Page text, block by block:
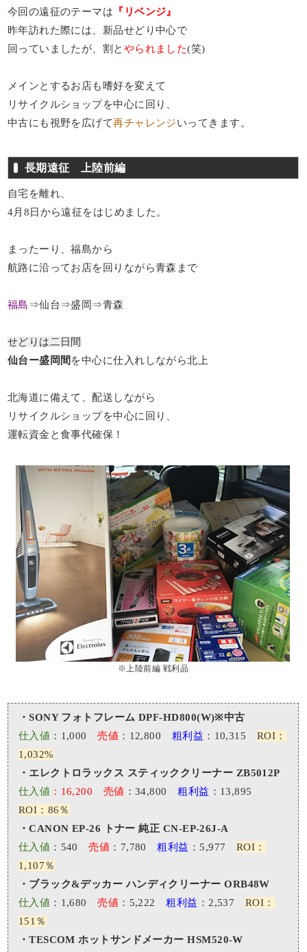
今回の遠征のテーマは 『リベンジ』
昨年訪れた際には、新品せどり中心で
回っていましたが、割と やられました(笑)
メインとするお店も嗜好を変えて
リサイクルショップを中心に回り、
中古にも視野を広げて再チャレンジいってきます。
長期遠征 上陸前編
自宅を離れ、
4月8日から遠征をはじめました。
まったーり、福島から
航路に沿ってお店を回りながら青森まで
福島 ⇒仙台⇒盛岡⇒青森
せどりは二日間
仙台ー盛岡間 を中心に仕入れしながら北上
北海道に備えて、配送しながら
リサイクルショップを中心に回り、
運転資金と食事代確保！
※上陸前編 戦利品
・SONY フォトフレーム DPF-HD800(W)※中古
仕入値 ：1,000売値 ：12,800 粗利益 ：10,315 ROI：
1,032%
・エレクトロラックス スティッククリーナー ZB5012P
仕入値 ：16,200 売値 ：34,800粗利益 ：13,895
ROI：86％
・CANON EP-26 トナー 純正 CN-EP-26J-A
仕入値 ：540売値 ：7,780粗利益 ：5,977 ROI：
1,107％
・ブラック&デッカー ハンディクリーナー ORB48W
仕入値 ：1,680売値 ：5,222粗利益 ：2,537 ROI：
151％
・TESCOM ホットサンドメーカー HSM520-W